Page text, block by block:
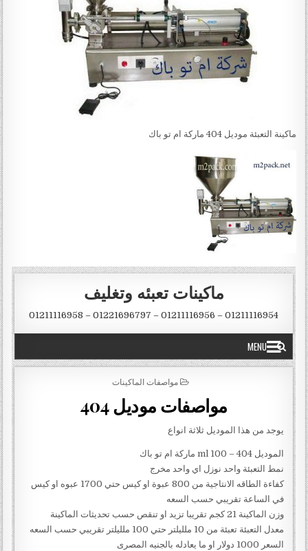
ماكينة التعبئة موديل 404 ماركة ام تو باك